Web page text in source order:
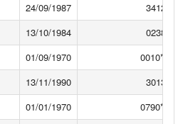
24/09/1987
13/10/1984
01/09/1970
13/11/1990
01/01/1970